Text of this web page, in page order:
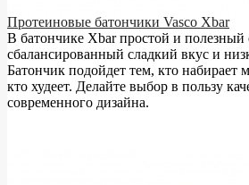
Протеиновые батончики Vasco Xbar
В батончике Xbar простой и полезный
сбалансированный сладкий вкус и
Батончик подойдет тем, кто
кто худеет. Делайте выбор в пользу
современного дизайна.